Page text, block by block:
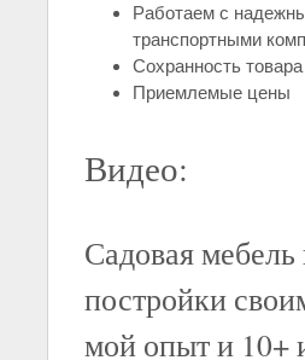
Работаем с
транспортными
Сохранность
Приемлемые цены
Видео:
Садовая
постройки
мой опыт и 10+